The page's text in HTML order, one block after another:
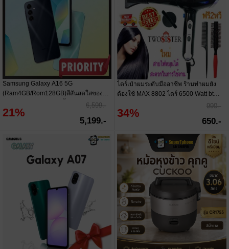
Samsung Galaxy A16 5G
(Ram4GB/Rom128GB)สีสันสดใสของ
SuperTStore)
21%
6,599.-
5,199.-
ไดร์เป่าผมระดับมืออาชีพ ร้านทำผมยัง
ต้องใช้ MAX 8802 ไดร์ 6500 Watt bt
34%
990.-
650.-